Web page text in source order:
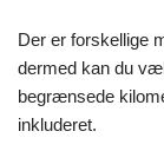
Der er forskellige
dermed kan du
begrænsede
inkluderet.